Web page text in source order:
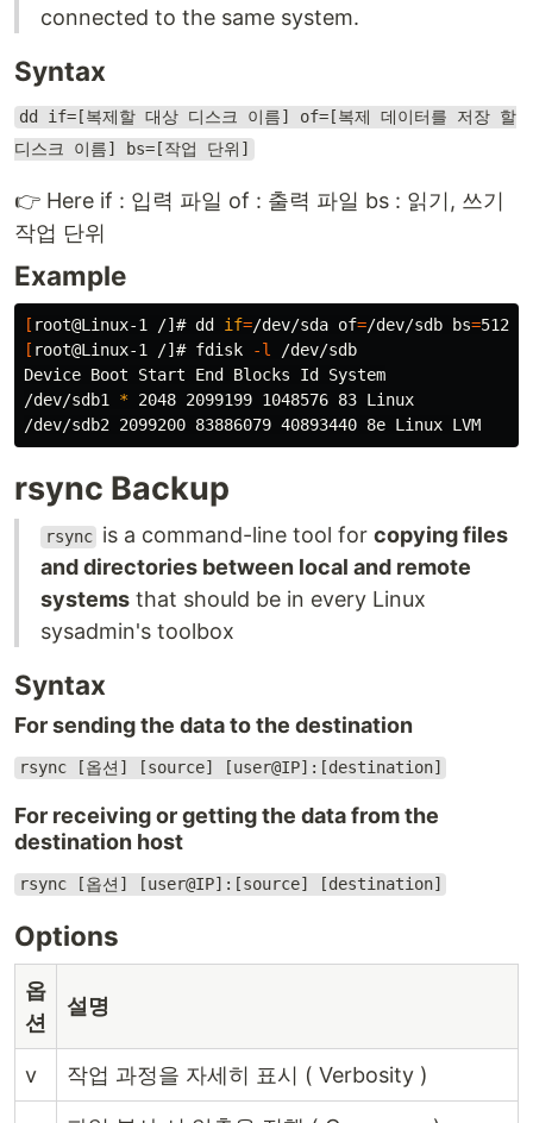
connected to the same system.
Syntax
dd if=[복제할 대상 디스크 이름] of=[복제 데이터를 저장 할
디스크 이름] bs=[작업 단위]
👉 Here if : 입력 파일 of : 출력 파일 bs : 읽기, 쓰기
작업 단위
Example
[ root@Linux-1 /]# dd if=/dev/sda of=/dev/sdb bs=
[ root@Linux-1 /]# fdisk -l
/dev/sdb
Device Boot Start End Blocks Id System
/dev/sdb1 * 2048 2099199 1048576 83 Linux
rsync Backup
rsync is a command-line tool forcopying files
and directories between local and remote
systems that should be in every Linux
sysadmin's toolbox
Syntax
For sending the data to the destination
rsync [옵션] [source] [user@IP]:[destination]
For receiving or getting the data from the
destination host
rsync [옵션] [user@IP]:[source] [destination]
Options
옵
션
설명
v 작업 과정을 자세히 표시 ( Verbosity )